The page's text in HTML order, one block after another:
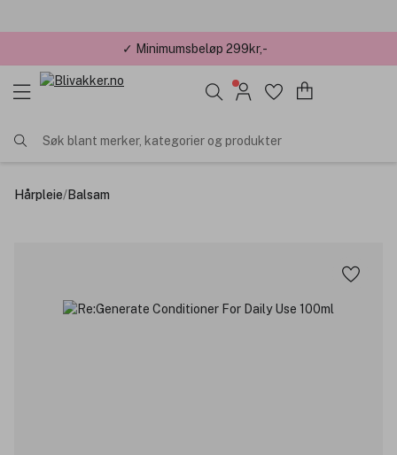
✓ Minimumsbeløp 299kr,-
Søk blant merker, kategorier og produkter
Hårpleie/Balsam